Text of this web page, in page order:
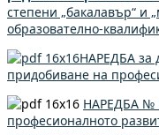
степени „бакалавър“ и
образователно-
НАРЕДБА за
придобиване на
НАРЕДБА №
професионалното